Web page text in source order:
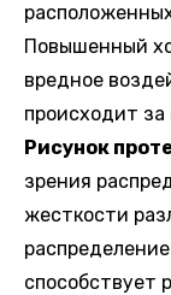
Повышенный
вредное
происходит
Рисунок
зрения
жесткости
способствует